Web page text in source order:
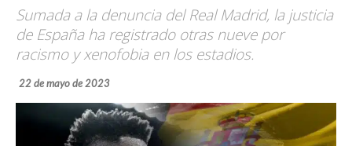
Sumada a la denuncia del Real Madrid, la justicia
de España ha registrado otras nueve por
racismo y xenofobia en los estadios.
22 de mayo de 2023